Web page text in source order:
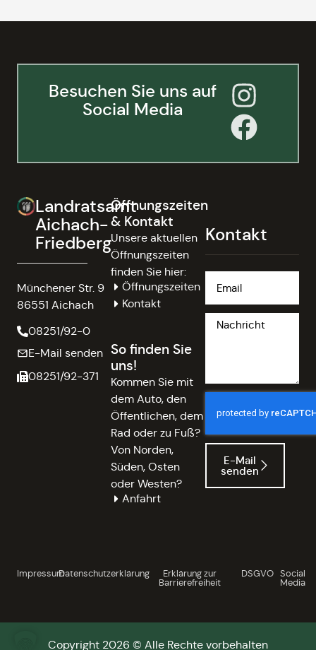
Besuchen Sie uns auf
Social Media
Landratsamt
Aichach-
Friedberg
Münchener Str. 9
86551 Aichach
08251/92-0
E-Mail senden
08251/92-371
Öffnungszeiten
& Kontakt
Unsere aktuellen
Öffnungszeiten
finden Sie hier:
Öffnungszeiten
Kontakt
So finden Sie
uns!
Kommen Sie mit
dem Auto, den
Öffentlichen, dem
Rad oder zu Fuß?
Von Norden,
Süden, Osten
oder Westen?
Anfahrt
Kontakt
E-Mail
senden
ImpressumDatenschutzerklärung Erklärung zur
Barrierefreiheit
DSGVO Social
Media
Copyright 2026 © Alle Rechte vorbehalten